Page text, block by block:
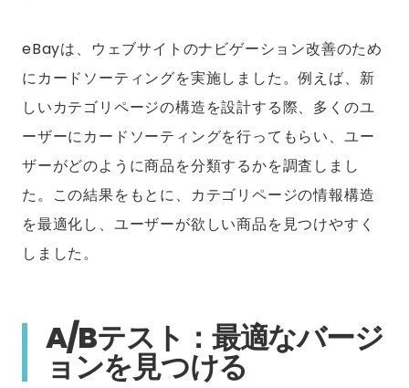
eBayは、ウェブサイトのナビゲーション改善のため
にカードソーティングを実施しました。例えば、新
しいカテゴリページの構造を設計する際、多くのユ
ーザーにカードソーティングを行ってもらい、ユー
ザーがどのように商品を分類するかを調査しまし
た。この結果をもとに、カテゴリページの情報構造
を最適化し、ユーザーが欲しい商品を見つけやすく
しました。
A/Bテスト：最適なバージ
ョンを見つける